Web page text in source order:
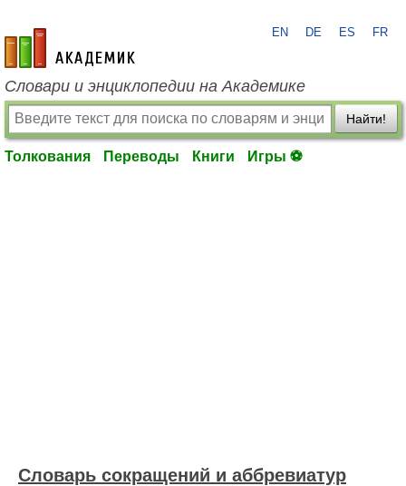
academic.ru
EN DE ES FR
Словари и энциклопедии на Академике
Найти!
Толкования Переводы Книги Игры ⚽
Словарь сокращений и аббревиатур